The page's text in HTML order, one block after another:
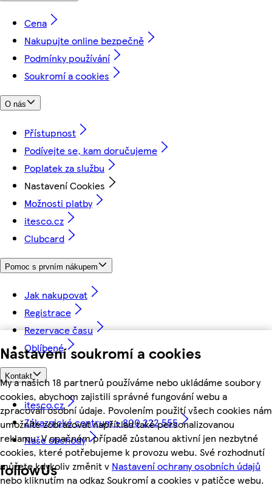
Nastavení soukromí a cookies
My a našich 18 partnerů používáme nebo ukládáme soubory
cookies, abychom zajistili správné fungování webu a
zpracovali osobní údaje. Povolením použití všech cookies nám
umožníte zobrazovat například také personalizovanou
reklamu. V opačném případě zůstanou aktivní jen nezbytné
cookies, které potřebujeme k provozu webu. Své rozhodnutí
můžete kdykoliv změnit v Nastavení ochrany osobních údajů
nebo kliknutím na odkaz Soukromí a cookies v patičce webu.
Cena
Nakupujte online bezpečně
Podmínky používání
Soukromí a cookies
O nás
Přístupnost
Podívejte se, kam doručujeme
Poplatek za službu
Nastavení Cookies
Možnosti platby
itesco.cz
Clubcard
Pomoc s prvním nákupem
Jak nakupovat
Registrace
Rezervace času
Oblíbené
Kontakt
itesco.cz
Zákaznické centrum - 800 222 555
Naše obchody
followUs